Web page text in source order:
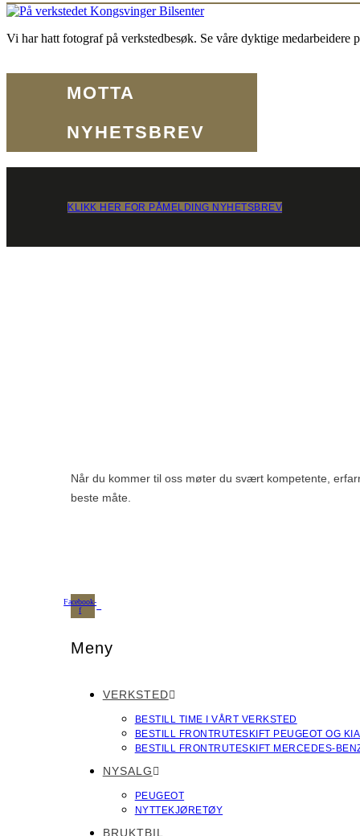
Vi har hatt fotograf på verkstedbesøk. Se våre dyktige
MOTTA
NYHETSBREV
KLIKK HER FOR PÅMELDING NYHETSBREV
Når du kommer til oss møter du svært kompetente,
beste måte.
Facebook-
f
Meny
VERKSTED
BESTILL TIME I VÅRT VERKSTED
BESTILL FRONTRUTESKIFT PEUGEOT OG KIA
BESTILL FRONTRUTESKIFT MERCEDES-
NYSALG
PEUGEOT
NYTTEKJØRETØY
BRUKTBIL